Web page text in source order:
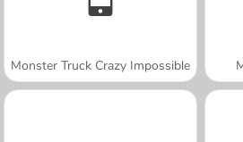
Monster Truck Crazy Impossible